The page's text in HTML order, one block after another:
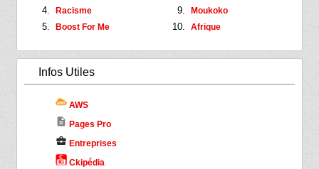
Racisme
Boost For Me
Moukoko
Afrique
Infos Utiles
AWS
description Pages Pro
business_center Entreprises
Ckipédia